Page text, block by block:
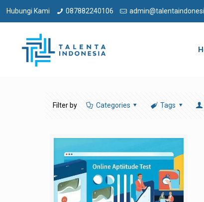
Hubungi Kami 087882240106
Filter by Categories Tags